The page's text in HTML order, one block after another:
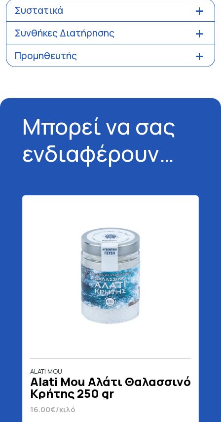
Συστατικά
Συνθήκες Διατήρησης
Προμηθευτής
Μπορεί να σας
ενδιαφέρουν…
ALATI MOU
Alati Mou Αλάτι Θαλασσινό
Κρήτης 250 gr
16.00€/κιλό